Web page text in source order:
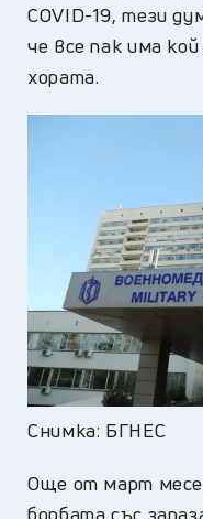
COVID-19, тези
че все пак има
хората.
Снимка: БГНЕС
Още от март